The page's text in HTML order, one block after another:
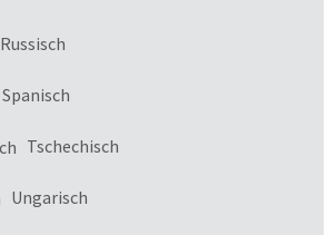
Russisch
Spanisch
Tschechisch
Ungarisch